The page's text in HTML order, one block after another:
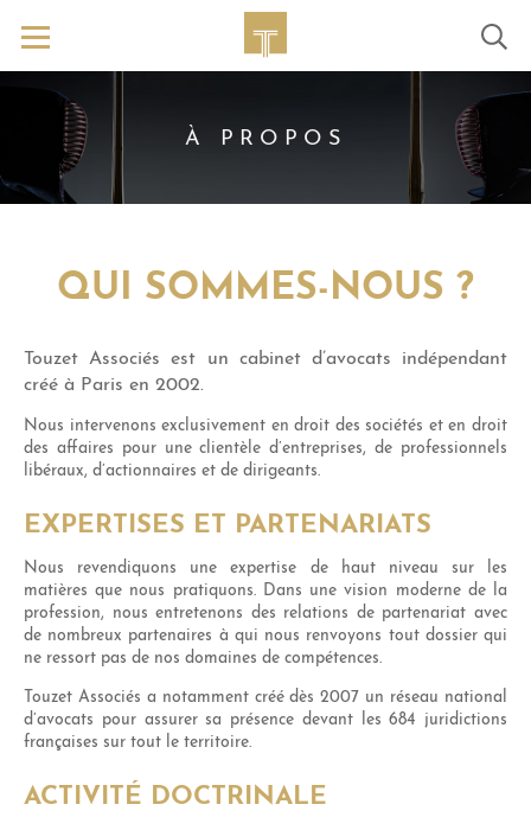
À PROPOS
QUI SOMMES-NOUS ?
Touzet Associés est un cabinet d’avocats indépendant
créé à Paris en 2002.
Nous intervenons exclusivement en droit des sociétés et en droit
des affaires pour une clientèle d’entreprises, de professionnels
libéraux, d’actionnaires et de dirigeants.
EXPERTISES ET PARTENARIATS
Nous revendiquons une expertise de haut niveau sur les
matières que nous pratiquons. Dans une vision moderne de la
profession, nous entretenons des relations de partenariat avec
de nombreux partenaires à qui nous renvoyons tout dossier qui
ne ressort pas de nos domaines de compétences.
Touzet Associés a notamment créé dès 2007 un réseau national
d’avocats pour assurer sa présence devant les 684 juridictions
françaises sur tout le territoire.
ACTIVITÉ DOCTRINALE